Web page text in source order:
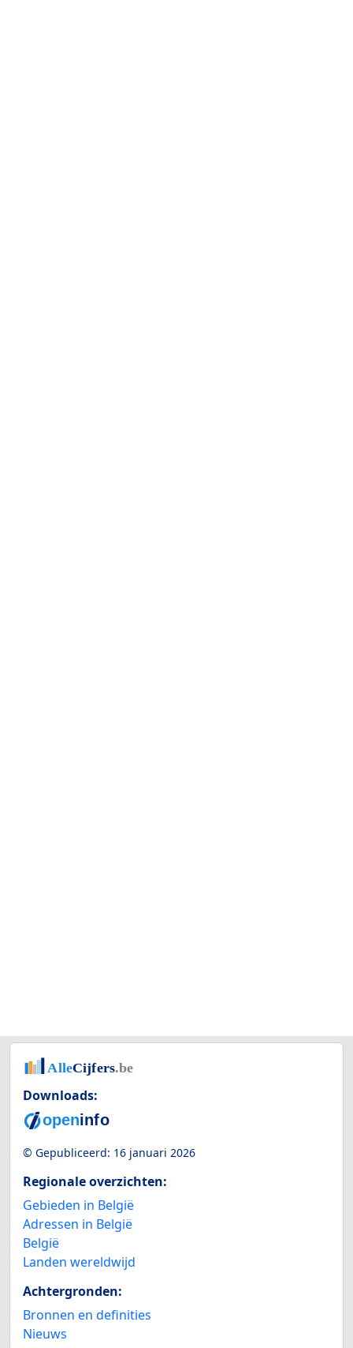
Downloads:
© Gepubliceerd: 16 januari 2026
Regionale overzichten:
Gebieden in België
Adressen in België
België
Landen wereldwijd
Achtergronden:
Bronnen en definities
Nieuws